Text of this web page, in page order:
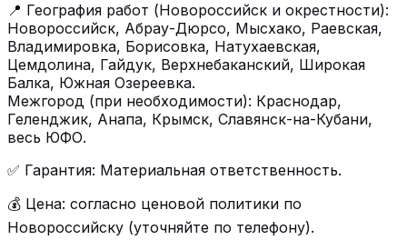
📍 География работ (Новороссийск и окрестности):
Новороссийск, Абрау-Дюрсо, Мысхако, Раевская,
Владимировка, Борисовка, Натухаевская,
Цемдолина, Гайдук, Верхнебаканский, Широкая
Балка, Южная Озереевка.
Межгород (при необходимости): Краснодар,
Геленджик, Анапа, Крымск, Славянск-на-Кубани,
весь ЮФО.
✅ Гарантия: Материальная ответственность.
💰 Цена: согласно ценовой политики по
Новороссийску (уточняйте по телефону).